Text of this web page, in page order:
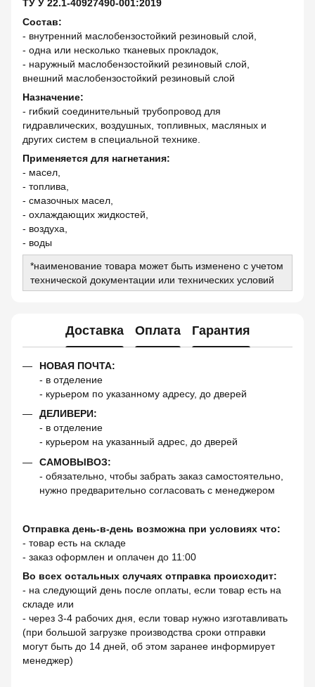
ТУ У 22.1-40927490-001:2019
Состав:
- внутренний маслобензостойкий резиновый слой,
- одна или несколько тканевых прокладок,
- наружный маслобензостойкий резиновый слой,
внешний маслобензостойкий резиновый слой
Назначение:
- гибкий соединительный трубопровод для
гидравлических, воздушных, топливных, масляных и
других систем в специальной технике.
Применяется для нагнетания:
- масел,
- топлива,
- смазочных масел,
- охлаждающих жидкостей,
- воздуха,
- воды
*наименование товара может быть изменено с учетом
технической документации или технических условий
Доставка Оплата Гарантия
НОВАЯ ПОЧТА:
- в отделение
- курьером по указанному адресу, до дверей
ДЕЛИВЕРИ:
- в отделение
- курьером на указанный адрес, до дверей
САМОВЫВОЗ:
- обязательно, чтобы забрать заказ самостоятельно,
нужно предварительно согласовать с менеджером
Отправка день-в-день возможна при условиях что:
- товар есть на складе
- заказ оформлен и оплачен до 11:00
Во всех остальных случаях отправка происходит:
- на следующий день после оплаты, если товар есть на
складе или
- через 3-4 рабочих дня, если товар нужно изготавливать
(при большой загрузке производства сроки отправки
могут быть до 14 дней, об этом заранее информирует
менеджер)